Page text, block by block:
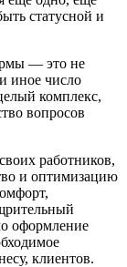
статусной и
— это не
иное число
комплекс,
вопросов
работников,
и оптимизацию
оформление
клиентов.